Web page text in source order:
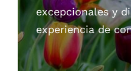
excepcionales y
experiencia de